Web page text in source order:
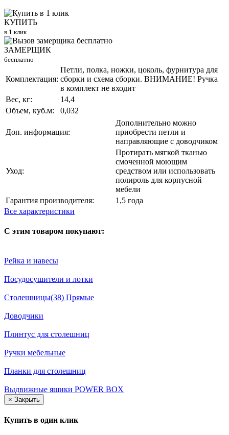
КУПИТЬ
в 1 клик
ЗАМЕРЩИК
бесплатно
Комплектация:
Петли, полка, ножки, цоколь, фурнитура для
сборки и схема сборки. ВНИМАНИЕ! Ручка
в комплект не входит
Вес, кг:
14,4
Объем, куб.м:
0,032
Доп. информация:
Дополнительно можно
приобрести петли и
направляющие с доводчиком
Уход:
Протирать мягкой тканью
смоченной моющим
средством или использовать
полироль для корпусной
мебели
Гарантия производителя:
1,5 года
Все характеристики
С этим товаром покупают:
Рейка и навесы
Посудосушители и лотки
Столешницы(38) Прямые
Доводчики
Плинтус для столешниц
Ручки мебельные
Планки для столешниц
Выдвижные ящики POWER BOX
× Закрыть
Купить в один клик